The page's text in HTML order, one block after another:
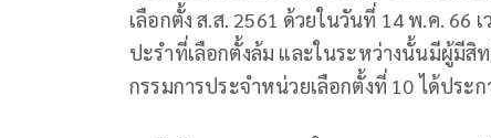
เลือกตั้ง ส.ส. 2561 ด้วยในวันที่ 14 พ.ค. 66
ปะรำที่เลือกตั้งล้ม และในระหว่างนั้นมีผู้มีสิ
กรรมการประจำหน่วยเลือกตั้งที่ 10 ได้ประ